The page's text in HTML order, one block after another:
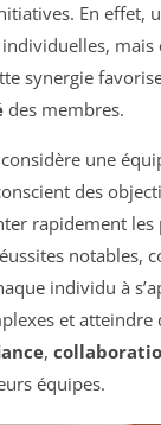
En effet,
synergie
des membres.
une
des
rapidement
notables,
individu à
et
,
équipes.